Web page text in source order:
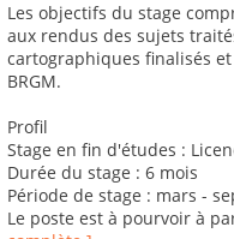
Les objectifs du stage
aux rendus des sujets
cartographiques finalisés
BRGM.
Profil
Stage en fin d'études :
Durée du stage : 6 mois
Période de stage : mars -
Le poste est à pourvoir à